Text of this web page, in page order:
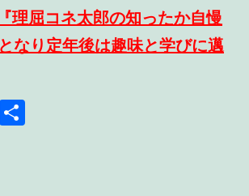
『理屈コネ太郎の知ったか自慢
なり定年後は趣味と学びに邁
Email